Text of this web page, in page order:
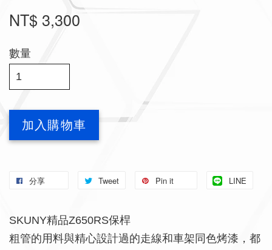
NT$ 3,300
數量
加入購物車
分享 Tweet Pin it LINE
SKUNY精品Z650RS保桿
粗管的用料與精心設計過的走線和車架同色烤漆，都